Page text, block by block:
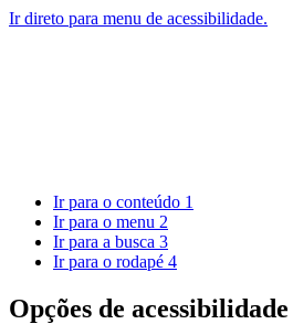
Ir direto para menu de acessibilidade.
Ir para o conteúdo 1
Ir para o menu 2
Ir para a busca 3
Ir para o rodapé 4
Opções de acessibilidade